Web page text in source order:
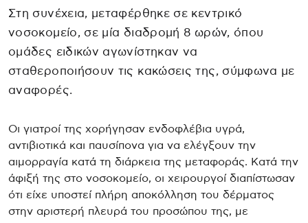
Στη συνέχεια, μεταφέρθηκε σε κεντρικό
νοσοκομείο, σε μία διαδρομή 8 ωρών, όπου
ομάδες ειδικών αγωνίστηκαν να
σταθεροποιήσουν τις κακώσεις της, σύμφωνα με
αναφορές.
Οι γιατροί της χορήγησαν ενδοφλέβια υγρά,
αντιβιοτικά και παυσίπονα για να ελέγξουν την
αιμορραγία κατά τη διάρκεια της μεταφοράς. Κατά την
άφιξή της στο νοσοκομείο, οι χειρουργοί διαπίστωσαν
ότι είχε υποστεί πλήρη αποκόλληση του δέρματος
στην αριστερή πλευρά του προσώπου της, με